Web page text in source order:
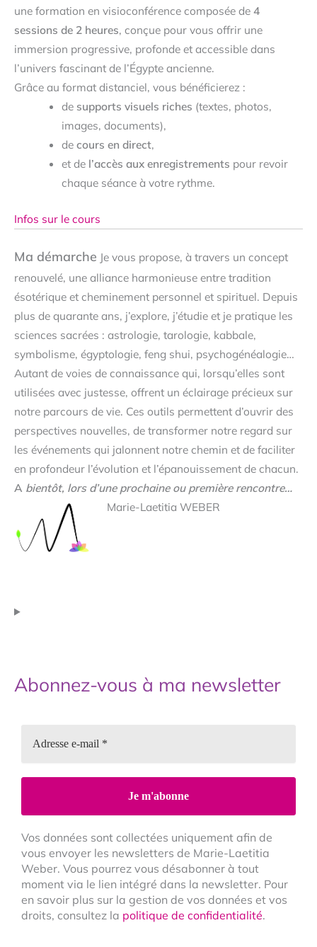
une formation en visioconférence composée de 4
sessions de 2 heures, conçue pour vous offrir une
immersion progressive, profonde et accessible dans
l’univers fascinant de l’Égypte ancienne.
Grâce au format distanciel, vous bénéficierez :
de supports visuels riches (textes, photos,
images, documents),
de cours en direct,
et de l’accès aux enregistrements pour revoir
chaque séance à votre rythme.
Infos sur le cours
Ma démarche Je vous propose, à travers un concept
renouvelé, une alliance harmonieuse entre tradition
ésotérique et cheminement personnel et spirituel. Depuis
plus de quarante ans, j’explore, j’étudie et je pratique les
sciences sacrées : astrologie, tarologie, kabbale,
symbolisme, égyptologie, feng shui, psychogénéalogie…
Autant de voies de connaissance qui, lorsqu’elles sont
utilisées avec justesse, offrent un éclairage précieux sur
notre parcours de vie. Ces outils permettent d’ouvrir des
perspectives nouvelles, de transformer notre regard sur
les événements qui jalonnent notre chemin et de faciliter
en profondeur l’évolution et l’épanouissement de chacun.
A bientôt, lors d’une prochaine ou première rencontre…
Marie-Laetitia WEBER
Abonnez-vous à ma newsletter
Vos données sont collectées uniquement afin de
vous envoyer les newsletters de Marie-Laetitia
Weber. Vous pourrez vous désabonner à tout
moment via le lien intégré dans la newsletter. Pour
en savoir plus sur la gestion de vos données et vos
droits, consultez la politique de confidentialité.